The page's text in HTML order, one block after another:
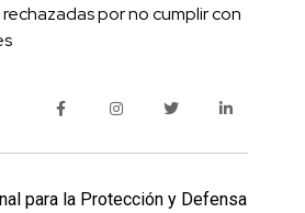
por no cumplir con
para la Protección y Defensa